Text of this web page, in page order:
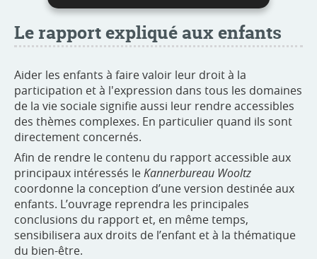
Le rapport expliqué aux enfants
Aider les enfants à faire valoir leur droit à la
participation et à l'expression dans tous les domaines
de la vie sociale signifie aussi leur rendre accessibles
des thèmes complexes. En particulier quand ils sont
directement concernés.
Afin de rendre le contenu du rapport accessible aux
principaux intéressés leKannerbureau Wooltz
coordonne la conception d’une version destinée aux
enfants. L’ouvrage reprendra les principales
conclusions du rapport et, en même temps,
sensibilisera aux droits de l’enfant et à la thématique
du bien-être.